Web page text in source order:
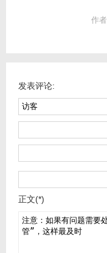
作
发表评论:
正文(*)